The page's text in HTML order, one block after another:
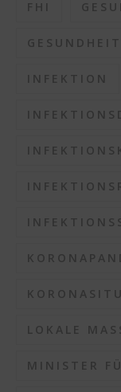
FHI
INFEKTION
LOKALE
MINISTER